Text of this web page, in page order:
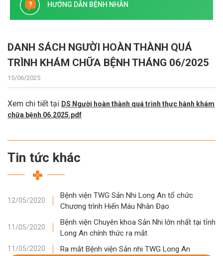
HƯỚNG DẪN BỆNH NHÂN
DANH SÁCH NGƯỜI HOÀN THÀNH QUÁ
TRÌNH KHÁM CHỮA BỆNH THÁNG 06/2025
15/06/2025
Xem chi tiết tại DS Người hoàn thành quá trình thực hành khám
chữa bệnh 06.2025.pdf
Tin tức khác
12/05/2020
Bệnh viện TWG Sản Nhi Long An tổ chức
Chương trình Hiến Máu Nhân Đạo
11/05/2020
Bệnh viện Chuyên khoa Sản Nhi lớn nhất tại tỉnh
Long An chính thức ra mắt
11/05/2020 Ra mắt Bệnh viện Sản nhi TWG Long An